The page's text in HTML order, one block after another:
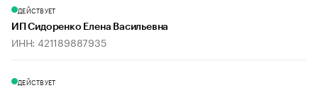
ДЕЙСТВУЕТ
ИП Сидоренко Елена Васильевна
ИНН: 421189887935
ДЕЙСТВУЕТ